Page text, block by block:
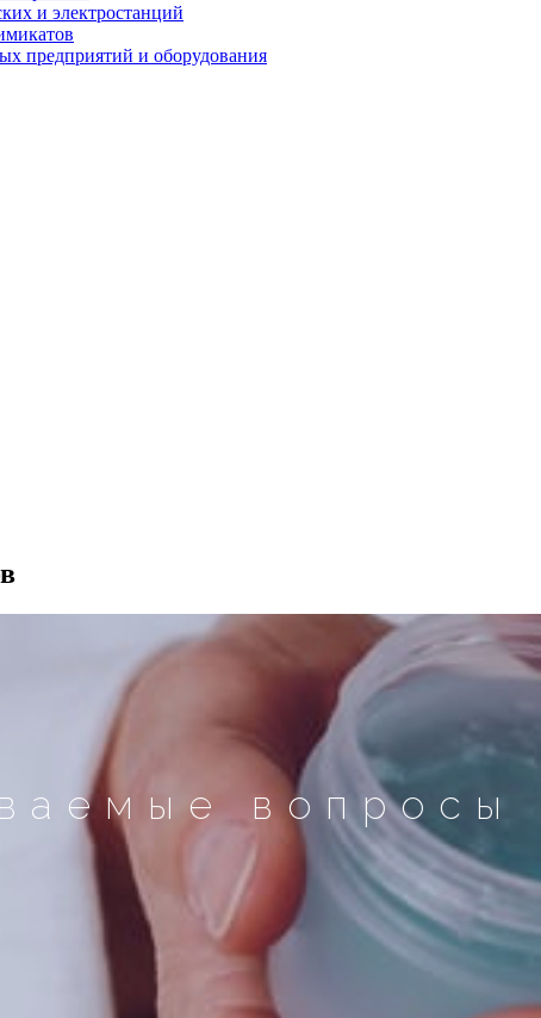
и электростанций
предприятий и оборудования
вопросы